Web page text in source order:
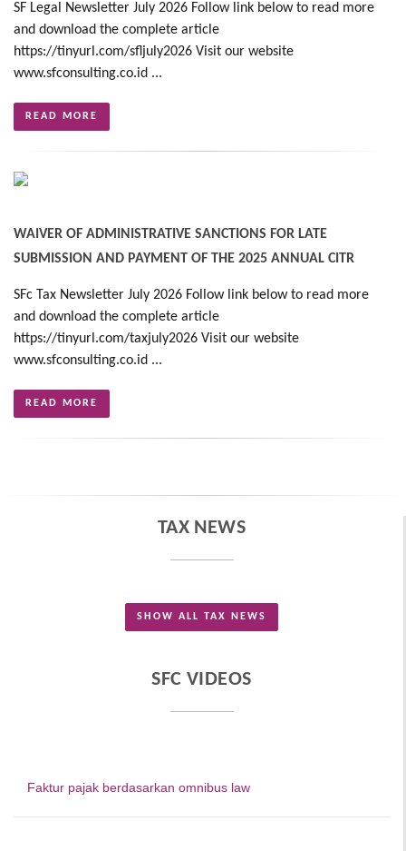
SF Legal Newsletter July 2026 Follow link below to read more
and download the complete article
https://tinyurl.com/sfljuly2026 Visit our website
www.sfconsulting.co.id ...
READ MORE
WAIVER OF ADMINISTRATIVE SANCTIONS FOR LATE
SUBMISSION AND PAYMENT OF THE 2025 ANNUAL CITR
SFc Tax Newsletter July 2026 Follow link below to read more
and download the complete article
https://tinyurl.com/taxjuly2026 Visit our website
www.sfconsulting.co.id ...
READ MORE
TAX NEWS
SHOW ALL TAX NEWS
SFC VIDEOS
Faktur pajak berdasarkan omnibus law